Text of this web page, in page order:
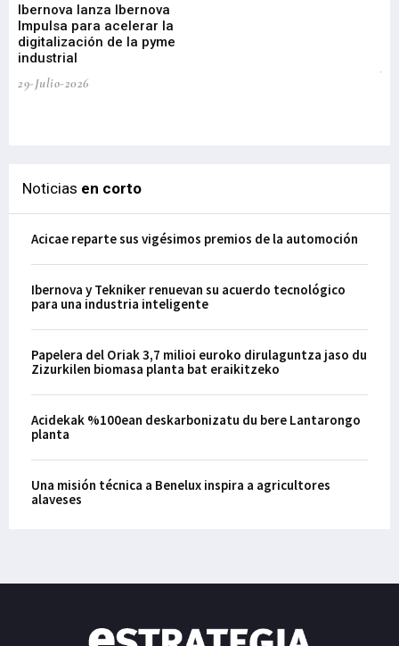
Ibernova lanza Ibernova
Impulsa para acelerar la
digitalización de la pyme
industrial
29-Julio-2026
Noticias en corto
Acicae reparte sus vigésimos premios de la automoción
Ibernova y Tekniker renuevan su acuerdo tecnológico
para una industria inteligente
Papelera del Oriak 3,7 milioi euroko dirulaguntza jaso du
Zizurkilen biomasa planta bat eraikitzeko
Acidekak %100ean deskarbonizatu du bere Lantarongo
planta
Una misión técnica a Benelux inspira a agricultores
alaveses